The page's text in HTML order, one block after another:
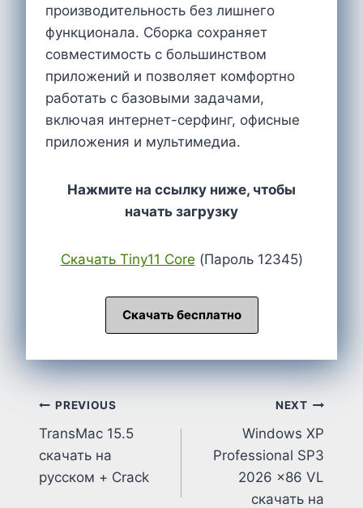
производительность без лишнего
функционала. Сборка сохраняет
совместимость с большинством
приложений и позволяет комфортно
работать с базовыми задачами,
включая интернет-серфинг, офисные
приложения и мультимедиа.
Нажмите на ссылку ниже, чтобы
начать загрузку
Cкачать Tiny11 Core (Пароль 12345)
Скачать бесплатно
Post
navigation
PREVIOUS
TransMac 15.5
скачать на
русском + Crack
NEXT
Windows XP
Professional SP3
2026 x86 VL
скачать на